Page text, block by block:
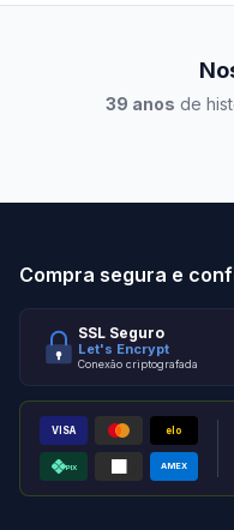
39 anos de
Compra segura e
SSL Seguro
Let's Encrypt
Conexão criptografada
VISA elo
PIX AMEX